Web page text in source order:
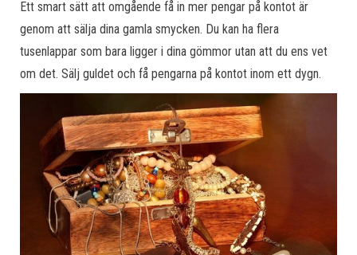
Ett smart sätt att omgående få in mer pengar på kontot är
genom att sälja dina gamla smycken. Du kan ha flera
tusenlappar som bara ligger i dina gömmor utan att du ens vet
om det. Sälj guldet och få pengarna på kontot inom ett dygn.